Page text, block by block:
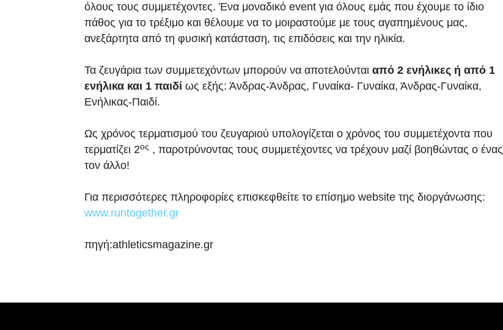
όλους τους συμμετέχοντες. Ένα μοναδικό event για όλους εμάς που έχουμε το ίδιο
πάθος για το τρέξιμο και θέλουμε να το μοιραστούμε με τους αγαπημένους μας,
ανεξάρτητα από τη φυσική κατάσταση, τις επιδόσεις και την ηλικία.
Τα ζευγάρια των συμμετεχόντων μπορούν να αποτελούνται από 2 ενήλικες ή από 1
ενήλικα και 1 παιδί ως εξής: Άνδρας-Άνδρας, Γυναίκα- Γυναίκα, Άνδρας-Γυναίκα,
Ενήλικας-Παιδί.
Ως χρόνος τερματισμού του ζευγαριού υπολογίζεται ο χρόνος του συμμετέχοντα που
τερματίζει 2ος , παροτρύνοντας τους συμμετέχοντες να τρέχουν μαζί βοηθώντας ο ένας
τον άλλο!
Για περισσότερες πληροφορίες επισκεφθείτε το επίσημο website της διοργάνωσης:
www.runtogether.gr
πηγή:athleticsmagazine.gr